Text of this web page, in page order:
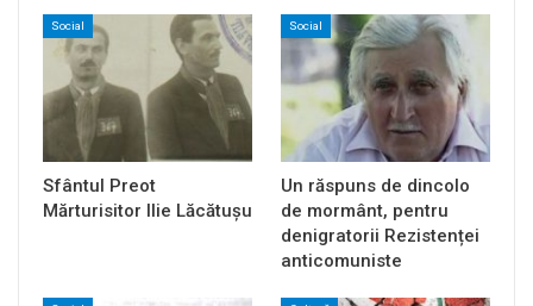
Social
Sfântul Preot
Mărturisitor Ilie Lăcătușu
Social
Un răspuns de dincolo
de mormânt, pentru
denigratorii Rezistenței
anticomuniste